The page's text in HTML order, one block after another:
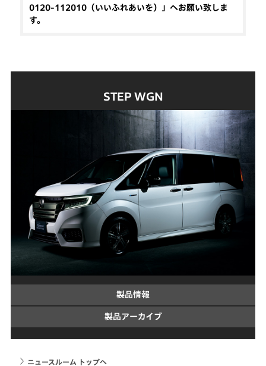
0120-112010（いいふれあいを）」へお願い致しま
す。
STEP WGN
製品情報
製品アーカイブ
ニュースルーム トップへ